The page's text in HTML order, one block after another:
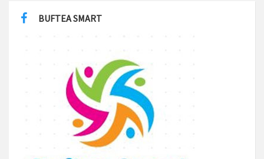
BUFTEA SMART